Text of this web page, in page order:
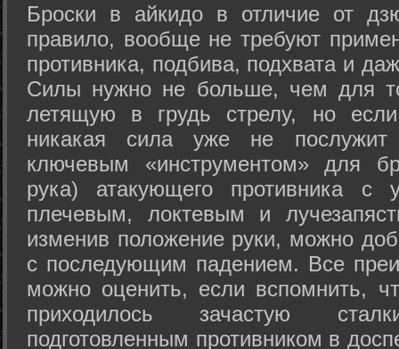
Броски в айкидо в отличие от
правило, вообще не требуют
противника, подбива, подхвата и
Силы нужно не больше, чем для
летящую в грудь стрелу, но
никакая сила уже не
ключевым «инструментом» для
рука) атакующего противника с
плечевым, локтевым и
изменив положение руки, можно
с последующим падением. Все
можно оценить, если вспомнить,
приходилось зачастую
подготовленным противником в